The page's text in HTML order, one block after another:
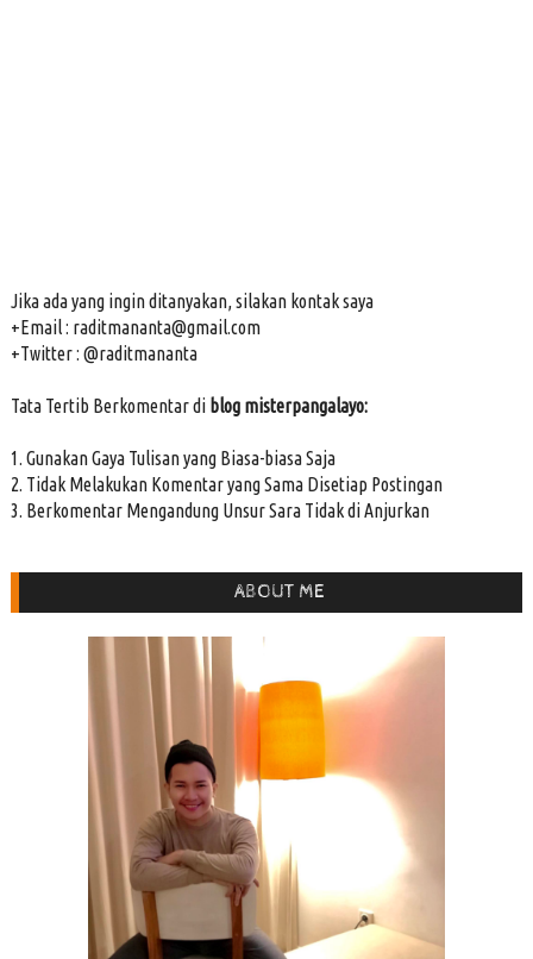
Jika ada yang ingin ditanyakan, silakan kontak saya
+Email : raditmananta@gmail.com
+Twitter : @raditmananta
Tata Tertib Berkomentar di blog misterpangalayo:
1. Gunakan Gaya Tulisan yang Biasa-biasa Saja
2. Tidak Melakukan Komentar yang Sama Disetiap Postingan
3. Berkomentar Mengandung Unsur Sara Tidak di Anjurkan
ABOUT ME